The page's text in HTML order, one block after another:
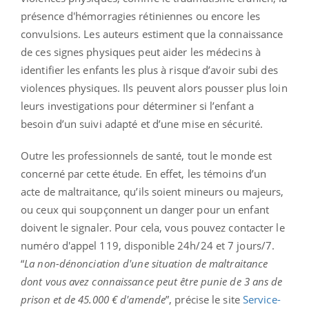
présence d'hémorragies rétiniennes ou encore les
convulsions. Les auteurs estiment que la connaissance
de ces signes physiques peut aider les médecins à
identifier les enfants les plus à risque d’avoir subi des
violences physiques. Ils peuvent alors pousser plus loin
leurs investigations pour déterminer si l’enfant a
besoin d’un suivi adapté et d’une mise en sécurité.
Outre les professionnels de santé, tout le monde est
concerné par cette étude. En effet, les témoins d’un
acte de maltraitance, qu’ils soient mineurs ou majeurs,
ou ceux qui soupçonnent un danger pour un enfant
doivent le signaler. Pour cela, vous pouvez contacter le
numéro d'appel 119, disponible 24h/24 et 7 jours/7.
“La non-dénonciation d'une situation de maltraitance
dont vous avez connaissance peut être punie de 3 ans de
prison et de 45.000 € d'amende”, précise le site Service-